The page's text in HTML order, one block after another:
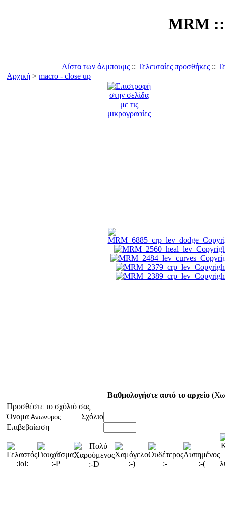
MRM
Λίστα των άλμπουμς:: Τελευταίες προσθήκες::
Αρχική > macro - close up
Βαθμολογήστε αυτό το αρχείο
Προσθέστε το σχόλιό σας
Όνομα
Σχόλιο
Επιβεβαίωση